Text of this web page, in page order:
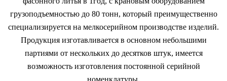
грузоподъемностью до 80 тонн, который преимущественно
специализируется на мелкосерийном производстве изделий.
Продукция изготавливается в основном небольшими
партиями от нескольких до десятков штук, имеется
возможность изготовления постоянной серийной
номенклатуры.